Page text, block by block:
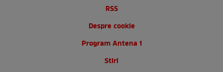
RSS
Despre cookie
Program Antena 1
Stiri